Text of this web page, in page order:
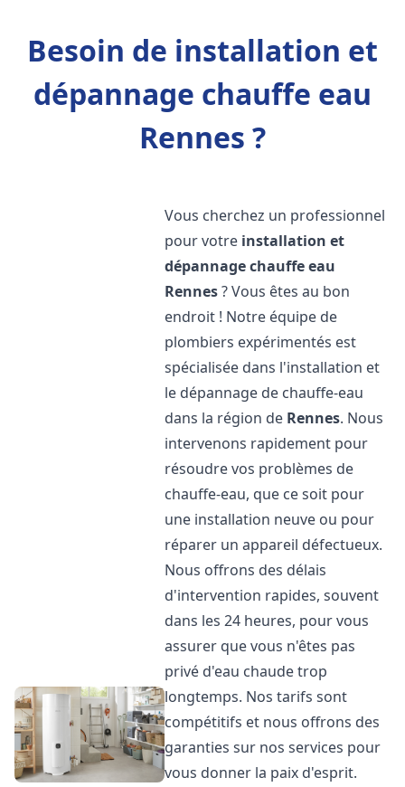
Besoin de installation et
dépannage chauffe eau
Rennes ?
Vous cherchez un professionnel
pour votre installation et
dépannage chauffe eau
Rennes? Vous êtes au bon
endroit ! Notre équipe de
plombiers expérimentés est
spécialisée dans l'installation et
le dépannage de chauffe-eau
dans la région de Rennes. Nous
intervenons rapidement pour
résoudre vos problèmes de
chauffe-eau, que ce soit pour
une installation neuve ou pour
réparer un appareil défectueux.
Nous offrons des délais
d'intervention rapides, souvent
dans les 24 heures, pour vous
assurer que vous n'êtes pas
privé d'eau chaude trop
longtemps. Nos tarifs sont
compétitifs et nous offrons des
garanties sur nos services pour
vous donner la paix d'esprit.